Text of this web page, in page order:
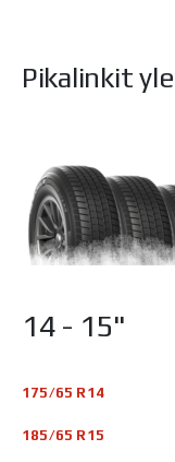
Pikalinkit
14 - 15"
175/65 R14
185/65 R15